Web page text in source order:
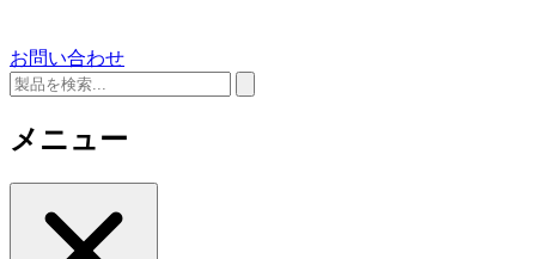
お問い合わせ
メニュー